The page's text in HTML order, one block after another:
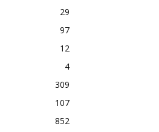
29
97
12
4
309
107
852